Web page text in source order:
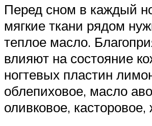
Перед сном в каждый
мягкие ткани рядом
теплое масло.
влияют на состояние
ногтевых пластин
облепиховое, масло
оливковое,